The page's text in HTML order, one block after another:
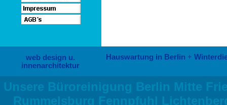
web design u.
innenarchitektur
Hauswartung in Berlin +
Unsere Büroreinigung Berlin Mitte
Rummelsburg Fennpfuhl